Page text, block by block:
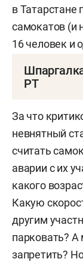
Некоторые из
кикшеринга
Whoosh с
можно
и запрет на
одном
В
и проект
штрафов для
рублей за
опьянения,
в
самокатов (и
16 человек и
РТ
до 7 лет
стороне
За что
невнятный
считать
аварии с их
какого
Какую
другим
парковать?
запретить?